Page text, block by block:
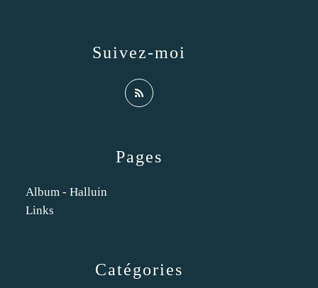
Catégories
Pages
Album - Halluin
Links
Suivez-moi